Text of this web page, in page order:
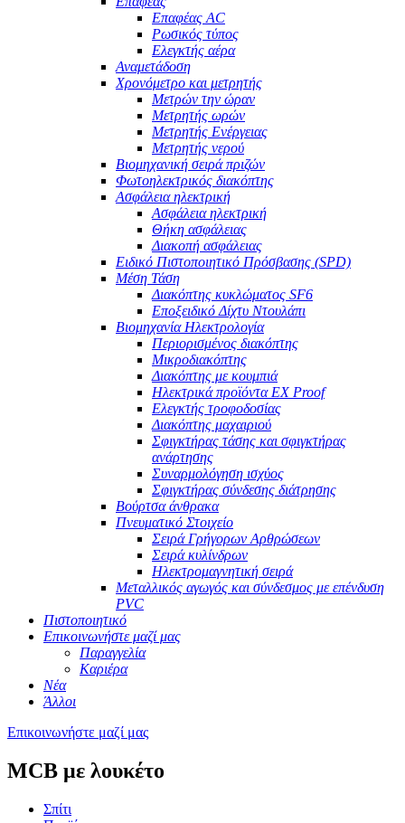
Επαφέας AC
Ρωσικός τύπος
Ελεγκτής αέρα
Αναμετάδοση
Χρονόμετρο και μετρητής
Μετρών την ώραν
Μετρητής ωρών
Μετρητής Ενέργειας
Μετρητής νερού
Βιομηχανική σειρά πριζών
Φωτοηλεκτρικός διακόπτης
Ασφάλεια ηλεκτρική
Ασφάλεια ηλεκτρική
Θήκη ασφάλειας
Διακοπή ασφάλειας
Ειδικό Πιστοποιητικό Πρόσβασης (SPD)
Μέση Τάση
Διακόπτης κυκλώματος SF6
Εποξειδικό Δίχτυ Ντουλάπι
Βιομηχανία Ηλεκτρολογία
Περιορισμένος διακόπτης
Μικροδιακόπτης
Διακόπτης με κουμπιά
Ηλεκτρικά προϊόντα EX Proof
Ελεγκτής τροφοδοσίας
Διακόπτης μαχαιριού
Σφιγκτήρας τάσης και σφιγκτήρας
ανάρτησης
Συναρμολόγηση ισχύος
Σφιγκτήρας σύνδεσης διάτρησης
Βούρτσα άνθρακα
Πνευματικό Στοιχείο
Σειρά Γρήγορων Αρθρώσεων
Σειρά κυλίνδρων
Ηλεκτρομαγνητική σειρά
Μεταλλικός αγωγός και σύνδεσμος με επένδυση
PVC
Πιστοποιητικό
Επικοινωνήστε μαζί μας
Παραγγελία
Καριέρα
Νέα
Άλλοι
Επικοινωνήστε μαζί μας
MCB με λουκέτο
Σπίτι